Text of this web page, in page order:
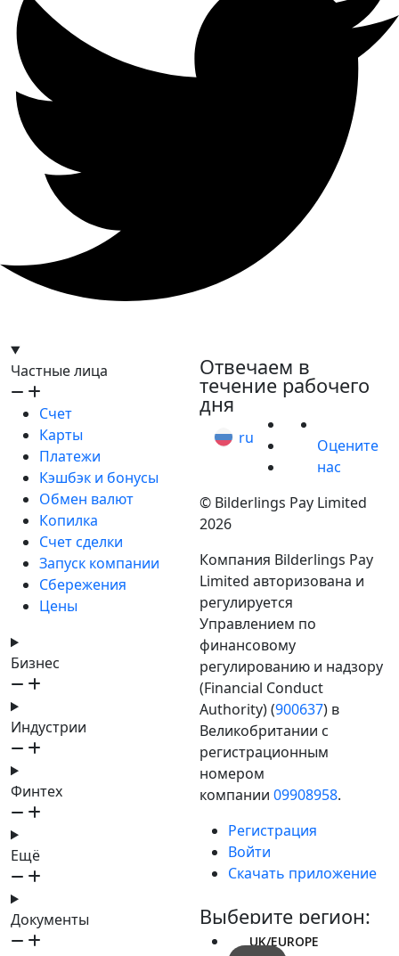
Частные лица
Счет
Карты
Платежи
Кэшбэк и бонусы
Обмен валют
Копилка
Счет сделки
Запуск компании
Сбережения
Цены
Бизнес
Индустрии
Финтех
Ещё
Документы
Отвечаем в
течение рабочего
дня
ru
Оцените
нас
© Bilderlings Pay Limited
2026
Компания Bilderlings Pay
Limited авторизована и
регулируется
Управлением по
финансовому
регулированию и надзору
(Financial Conduct
Authority) (900637) в
Великобритании с
регистрационным
номером
компании 09908958.
Регистрация
Войти
Скачать приложение
Выберите регион:
UK/EUROPE